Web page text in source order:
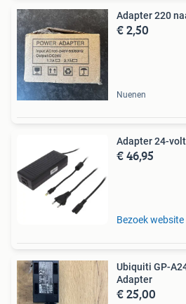
€ 2,50
Nuenen
Adapter 24-
€ 46,95
Bezoek website
Ubiquiti GP-
Adapter
€ 25,00